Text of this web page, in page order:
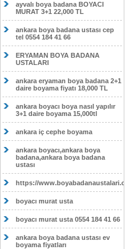
ayvalı boya badana BOYACI
MURAT 3+1 22,000 TL
ankara boya badana ustası cep
tel 0554 184 41 66
ERYAMAN BOYA BADANA
USTALARI
ankara eryaman boya badana 2+1
daire boyama fiyatı 18,000 TL
ankara boyacı boya nasıl yapılır
3+1 daire boyama 15,000tl
ankara iç cephe boyama
ankara boyacı,ankara boya
badana,ankara boya badana
ustası
https://www.boyabadanaustalari.com/
boyacı murat usta
boyacı murat usta 0554 184 41 66
ankara boya badana ustası ev
boyama fiyatları